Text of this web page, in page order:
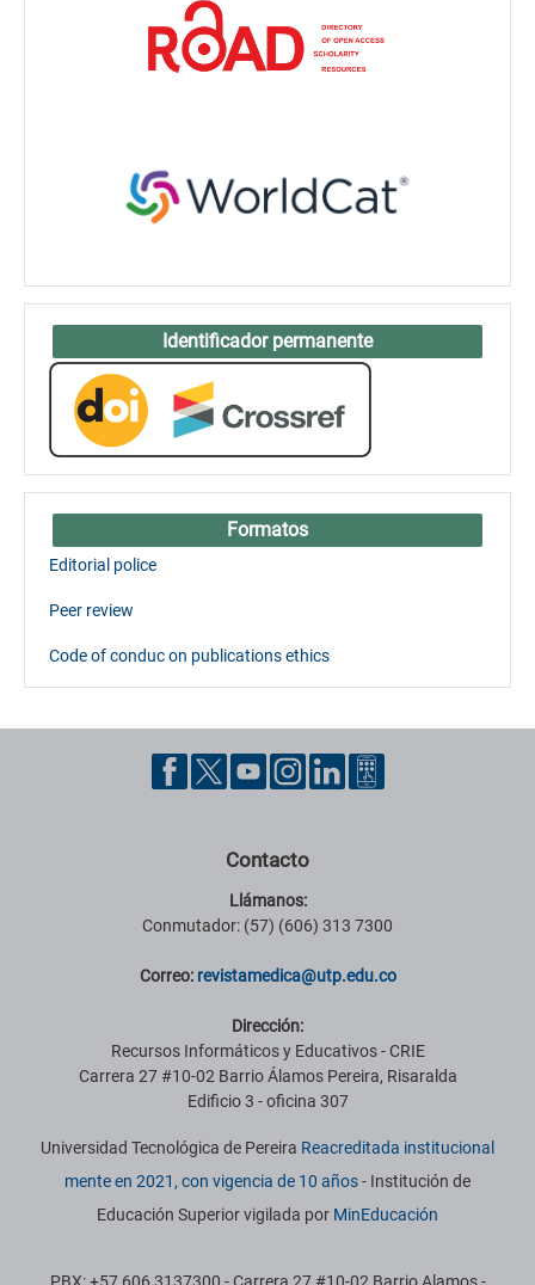
Identificador permanente
Formatos
Editorial police
Peer review
Code of conduc on publications ethics
Contacto
Llámanos:
Conmutador: (57) (606) 313 7300
Correo: revistamedica@utp.edu.co
Dirección:
Recursos Informáticos y Educativos - CRIE
Carrera 27 #10-02 Barrio Álamos Pereira, Risaralda
Edificio 3 - oficina 307
Universidad Tecnológica de Pereira Reacreditada institucional
mente en 2021, con vigencia de 10 años- Institución de
Educación Superior vigilada por MinEducación